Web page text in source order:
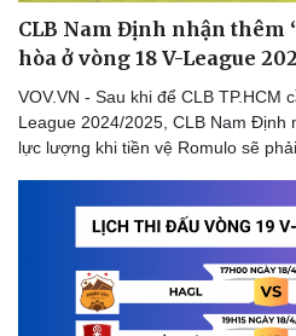
Du lịch
CLB Nam Định nhận thêm
hòa ở vòng 18 V-League
VOV.VN - Sau khi để CLB TP.HCM
League 2024/2025, CLB Nam Định
lực lượng khi tiền vệ Romulo sẽ